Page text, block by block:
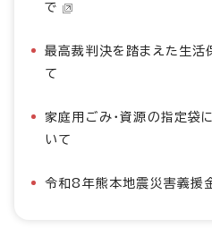
で
最高裁判決を踏まえた生活
て
家庭用ごみ・資源の指定袋
いて
令和8年熊本地震災害義援